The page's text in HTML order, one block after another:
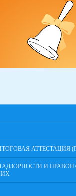
АТТЕСТАЦИЯ
И